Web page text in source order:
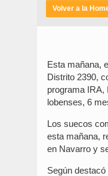
Volver a la
Esta mañana,
Distrito 2390,
programa IRA,
lobenses, 6
Los suecos
esta mañana,
en Navarro y
Según